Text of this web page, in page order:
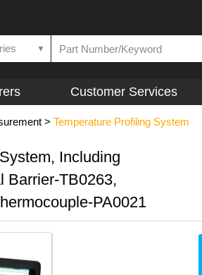
▼
Customer Services
> Temperature Profiling System
Including
Barrier-TB0263,
PA0021